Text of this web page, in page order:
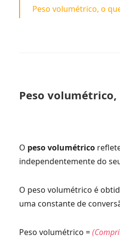
Peso volumétrico, o
Peso
O peso volumétrico
independentemente do
O peso volumétrico é
uma constante de
Peso volumétrico =